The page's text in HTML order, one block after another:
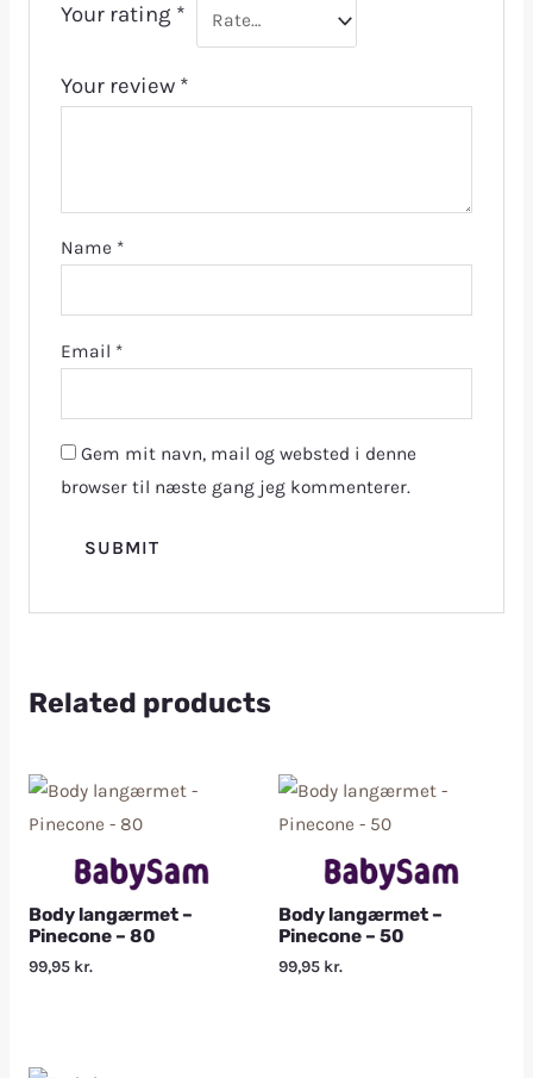
Your rating *
Your review *
Name *
Email *
Gem mit navn, mail og websted i denne
browser til næste gang jeg kommenterer.
Related products
Body langærmet –
Pinecone – 80
99,95 kr.
Body langærmet –
Pinecone – 50
99,95 kr.